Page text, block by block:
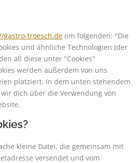
gastro-troesch.de (im folgenden: "Die
und ähnliche Technologien (der
all diese unter "Cookies"
werden außerdem von uns
platziert. In dem unten stehendem
dich über die Verwendung von
kleine Datei, die gemeinsam mit
versendet und vom